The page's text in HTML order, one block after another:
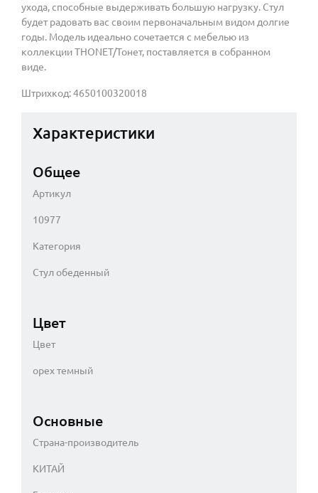
ухода, способные выдерживать большую нагрузку. Стул
будет радовать вас своим первоначальным видом долгие
годы. Модель идеально сочетается с мебелью из
коллекции THONET/Тонет, поставляется в собранном
виде.
Штрихкод: 4650100320018
Характеристики
Общее
Артикул
10977
Категория
Стул обеденный
Цвет
Цвет
орех темный
Основные
Страна-производитель
КИТАЙ